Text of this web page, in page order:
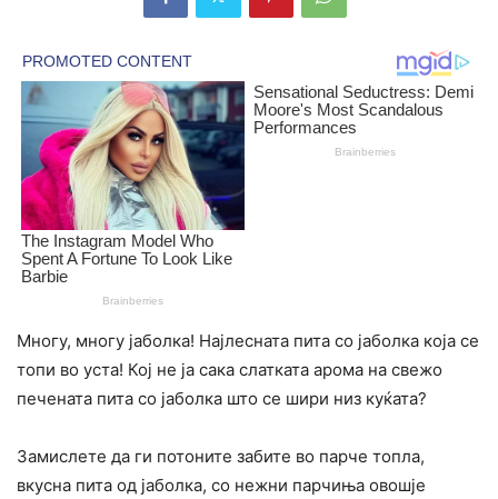
Многу, многу јаболка! Најлесната пита со јаболка која се
топи во уста! Кој не ја сака слатката арома на свежо
печената пита со јаболка што се шири низ куќата?
Замислете да ги потоните забите во парче топла,
вкусна пита од јаболка, со нежни парчиња овошје